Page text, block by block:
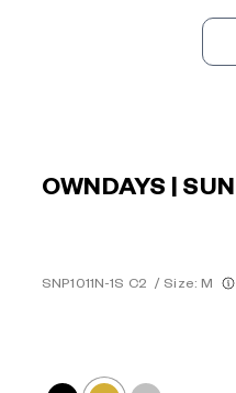
OWNDAYS | SUN
SNP1011N-1S C2 / Size: M